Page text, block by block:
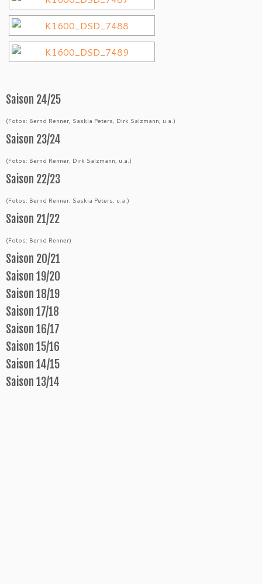
Saison 24/25
(Fotos: Bernd Renner, Saskia Peters, Dirk Salzmann, u.a.)
Saison 23/24
(Fotos: Bernd Renner, Dirk Salzmann, u.a.)
Saison 22/23
(Fotos: Bernd Renner, Saskia Peters, u.a.)
Saison 21/22
(Fotos: Bernd Renner)
Saison 20/21
Saison 19/20
Saison 18/19
Saison 17/18
Saison 16/17
Saison 15/16
Saison 14/15
Saison 13/14